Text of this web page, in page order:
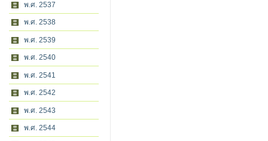
พ.ศ. 2537
พ.ศ. 2538
พ.ศ. 2539
พ.ศ. 2540
พ.ศ. 2541
พ.ศ. 2542
พ.ศ. 2543
พ.ศ. 2544